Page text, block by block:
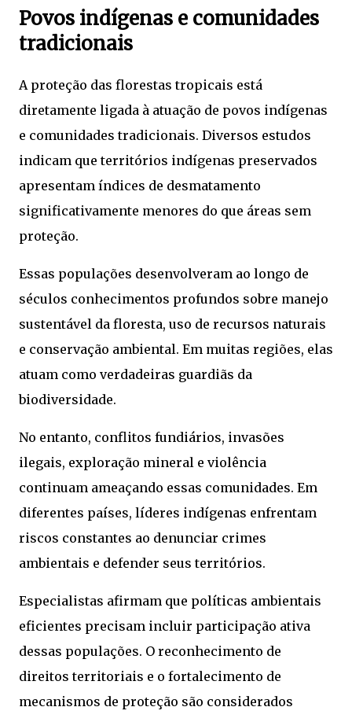
Povos indígenas e comunidades
tradicionais
A proteção das florestas tropicais está
diretamente ligada à atuação de povos indígenas
e comunidades tradicionais. Diversos estudos
indicam que territórios indígenas preservados
apresentam índices de desmatamento
significativamente menores do que áreas sem
proteção.
Essas populações desenvolveram ao longo de
séculos conhecimentos profundos sobre manejo
sustentável da floresta, uso de recursos naturais
e conservação ambiental. Em muitas regiões, elas
atuam como verdadeiras guardiãs da
biodiversidade.
No entanto, conflitos fundiários, invasões
ilegais, exploração mineral e violência
continuam ameaçando essas comunidades. Em
diferentes países, líderes indígenas enfrentam
riscos constantes ao denunciar crimes
ambientais e defender seus territórios.
Especialistas afirmam que políticas ambientais
eficientes precisam incluir participação ativa
dessas populações. O reconhecimento de
direitos territoriais e o fortalecimento de
mecanismos de proteção são considerados